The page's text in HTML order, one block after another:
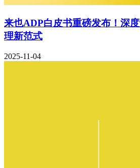
来也ADP白皮书重磅发布！深
理新范式
2025-11-04